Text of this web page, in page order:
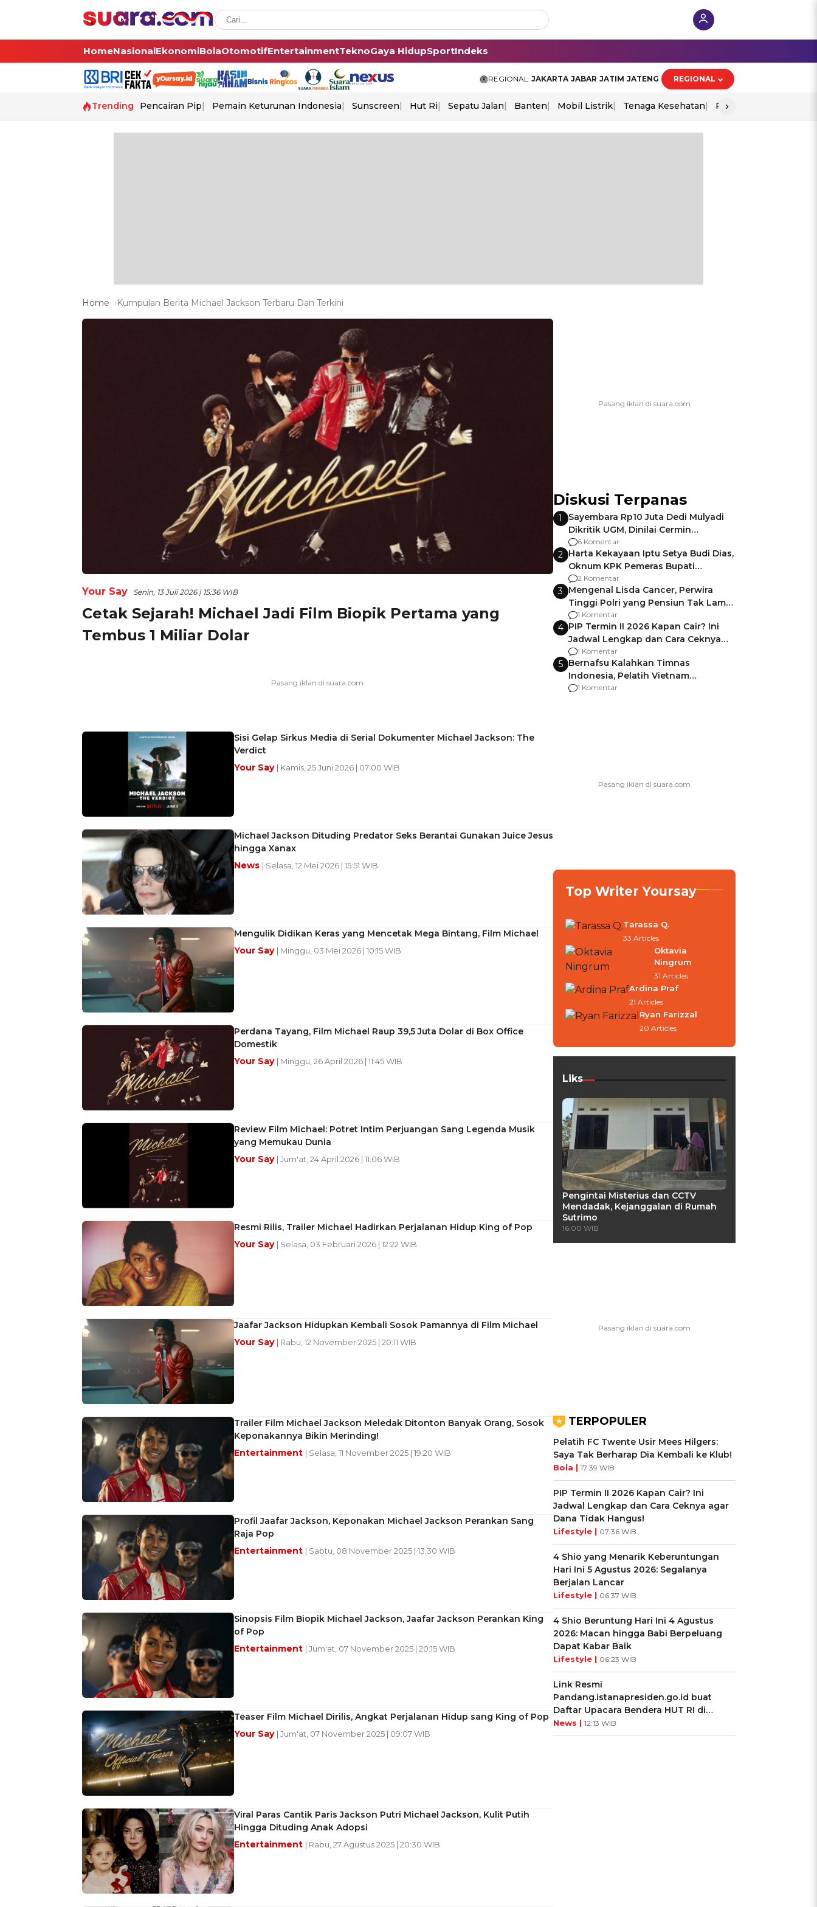
HomeNasionalEkonomiBolaOtomotifEntertainmentTeknoGaya HidupSportIndeks
REGIONAL: JAKARTA JABAR JATIM JATENG REGIONAL
Trending Pencairan Pip Pemain Keturunan Indonesia Sunscreen Hut Ri Sepatu Jalan Banten Mobil Listrik Tenaga Kesehatan Perang As-Iran
›
Home Kumpulan Berita Michael Jackson Terbaru Dan Terkini
Your Say Senin, 13 Juli 2026 | 15:36 WIB
Cetak Sejarah! Michael Jadi Film Biopik Pertama yang
Tembus 1 Miliar Dolar
Sisi Gelap Sirkus Media di Serial Dokumenter Michael Jackson: The
Verdict
Your Say | Kamis, 25 Juni 2026 | 07:00 WIB
Michael Jackson Dituding Predator Seks Berantai Gunakan Juice Jesus
hingga Xanax
News | Selasa, 12 Mei 2026 | 15:51 WIB
Mengulik Didikan Keras yang Mencetak Mega Bintang, Film Michael
Your Say | Minggu, 03 Mei 2026 | 10:15 WIB
Perdana Tayang, Film Michael Raup 39,5 Juta Dolar di Box Office
Domestik
Your Say | Minggu, 26 April 2026 | 11:45 WIB
Review Film Michael: Potret Intim Perjuangan Sang Legenda Musik
yang Memukau Dunia
Your Say | Jum'at, 24 April 2026 | 11:06 WIB
Resmi Rilis, Trailer Michael Hadirkan Perjalanan Hidup King of Pop
Your Say | Selasa, 03 Februari 2026 | 12:22 WIB
Jaafar Jackson Hidupkan Kembali Sosok Pamannya di Film Michael
Your Say | Rabu, 12 November 2025 | 20:11 WIB
Trailer Film Michael Jackson Meledak Ditonton Banyak Orang, Sosok
Keponakannya Bikin Merinding!
Entertainment | Selasa, 11 November 2025 | 19:20 WIB
Profil Jaafar Jackson, Keponakan Michael Jackson Perankan Sang
Raja Pop
Entertainment | Sabtu, 08 November 2025 | 13:30 WIB
Sinopsis Film Biopik Michael Jackson, Jaafar Jackson Perankan King
of Pop
Entertainment | Jum'at, 07 November 2025 | 20:15 WIB
Teaser Film Michael Dirilis, Angkat Perjalanan Hidup sang King of Pop
Your Say | Jum'at, 07 November 2025 | 09:07 WIB
Viral Paras Cantik Paris Jackson Putri Michael Jackson, Kulit Putih
Hingga Dituding Anak Adopsi
Entertainment | Rabu, 27 Agustus 2025 | 20:30 WIB
Diskusi Terpanas
1
Sayembara Rp10 Juta Dedi Mulyadi
Dikritik UGM, Dinilai Cermin
Gagalnya Negara Jamin Keamanan
6 Komentar
2 Harta Kekayaan Iptu Setya Budi Dias,
Oknum KPK Pemeras Bupati
Pemalang
2 Komentar
3 Mengenal Lisda Cancer, Perwira
Tinggi Polri yang Pensiun Tak Lama
Usai Jadi Brigjen
1 Komentar
4 PIP Termin II 2026 Kapan Cair? Ini
Jadwal Lengkap dan Cara Ceknya
agar Dana Tidak Hangus!
1 Komentar
5 Bernafsu Kalahkan Timnas
Indonesia, Pelatih Vietnam
Berencana Pakai Jimat di Pakansari
1 Komentar
Top Writer Yoursay
Tarassa Q.
33 Articles
Oktavia
Ningrum
31 Articles
Ardina Praf
21 Articles
Ryan Farizzal
20 Articles
Liks
Pengintai Misterius dan CCTV
Mendadak, Kejanggalan di Rumah
Sutrimo
16:00 WIB
TERPOPULER
Pelatih FC Twente Usir Mees Hilgers:
Saya Tak Berharap Dia Kembali ke Klub!
Bola | 17:39 WIB
PIP Termin II 2026 Kapan Cair? Ini
Jadwal Lengkap dan Cara Ceknya agar
Dana Tidak Hangus!
Lifestyle | 07:36 WIB
4 Shio yang Menarik Keberuntungan
Hari Ini 5 Agustus 2026: Segalanya
Berjalan Lancar
Lifestyle | 06:37 WIB
4 Shio Beruntung Hari Ini 4 Agustus
2026: Macan hingga Babi Berpeluang
Dapat Kabar Baik
Lifestyle | 06:23 WIB
Link Resmi
Pandang.istanapresiden.go.id buat
Daftar Upacara Bendera HUT RI di
Istana Negara
News | 12:13 WIB